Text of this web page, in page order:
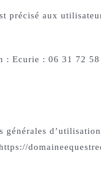
précisé aux
: Ecurie : 06 31 72